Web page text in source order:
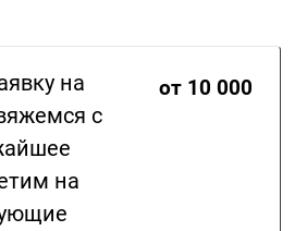
на
с
на
от 10 000